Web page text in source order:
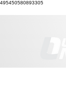
495450580893305